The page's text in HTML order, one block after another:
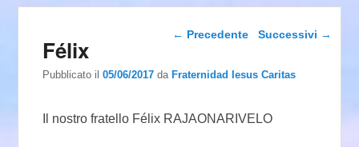
Navigazione articolo
← Precedente Successivi →
Félix
Pubblicato il05/06/2017 daFraternidad Iesus Caritas
Il nostro fratello Félix RAJAONARIVELO